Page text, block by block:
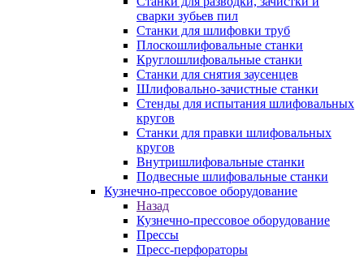
сварки зубьев пил
Станки для шлифовки труб
Плоскошлифовальные станки
Круглошлифовальные станки
Станки для снятия заусенцев
Шлифовально-зачистные станки
Стенды для испытания шлифовальных
кругов
Станки для правки шлифовальных
кругов
Внутришлифовальные станки
Подвесные шлифовальные станки
Кузнечно-прессовое оборудование
Назад
Кузнечно-прессовое оборудование
Прессы
Пресс-перфораторы